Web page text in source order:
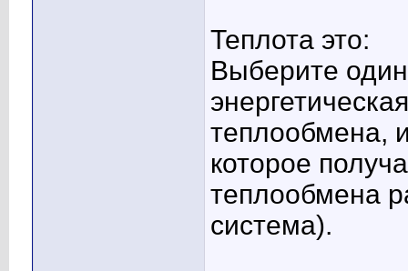
Теплота это:
Выберите
теплообмена,
которое
теплообмена
система).